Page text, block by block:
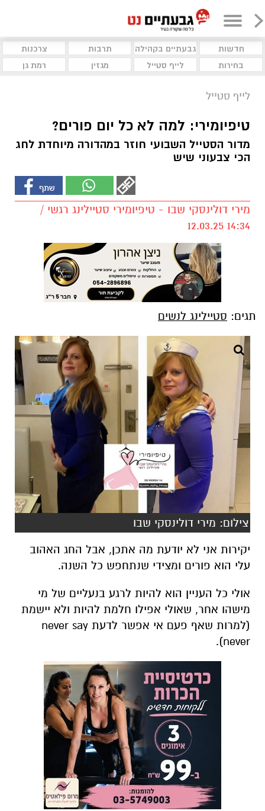
חדשות גבעתיים בקהילה תרבות
צרכנות
בחירות
לייף סטייל מגזין רמת גן
לייף סטייל
טיפיומירי: למה לא כל יום פורים?
מדור הסטייל השבועי חוזר במהדורה מיוחדת לחג
הכי צבעוני שיש
מירי דולינסקי שבו - טיפיומירי סטיילינג רגשי /
14:34 12.03.25
תגים: סטיילינג לנשים
צילום: מירי דולינסקי שבו
יקירות אני לא יודעת מה אתכן, אבל החג האהוב
עלי הוא פורים ומצידי שנתחפש כל השנה.
אולי כל העניין הוא להיות לרגע בנעליים של מי
מישהו אחר, שאולי אפילו חלמת להיות ולא יישמת
(למרות שאף פעם אי אפשר לדעת never say
never).